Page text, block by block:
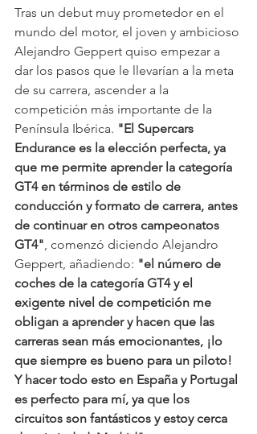
Tras un debut muy prometedor en el
mundo del motor, el joven y ambicioso
Alejandro Geppert quiso empezar a
dar los pasos que le llevarían a la meta
de su carrera, ascender a la
competición más importante de la
Península Ibérica. "El Supercars
Endurance es la elección perfecta, ya
que me permite aprender la categoría
GT4 en términos de estilo de
conducción y formato de carrera, antes
de continuar en otros campeonatos
GT4", comenzó diciendo Alejandro
Geppert, añadiendo: "el número de
coches de la categoría GT4 y el
exigente nivel de competición me
obligan a aprender y hacen que las
carreras sean más emocionantes, ¡lo
que siempre es bueno para un piloto!
Y hacer todo esto en España y Portugal
es perfecto para mí, ya que los
circuitos son fantásticos y estoy cerca